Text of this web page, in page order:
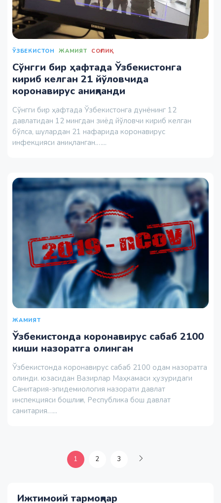
ЎЗБЕКИСТОН ЖАМИЯТ СОҒЛИҚ
Сўнгги бир ҳафтада Ўзбекистонга
кириб келган 21 йўловчида
коронавирус аниқланди
Сўнгги бир ҳафтада Ўзбекистонга дунёнинг 12
давлатидан 12 мингдан зиёд йўловчи кириб келган
бўлса, шулардан 21 нафарида коронавирус
инфекцияси аниқланган.…...
ЖАМИЯТ
Ўзбекистонда коронавирус сабаб 2100
киши назоратга олинган
Ўзбекистонда коронавирус сабаб 2100 одам назоратга
олинди. юзасидан Вазирлар Маҳкамаси ҳузуридаги
Санитария-эпидемиология назорати давлат
инспекцияси бошлиғи, Республика бош давлат
санитария…...
1 2 3
Ижтимоий тармоқлар